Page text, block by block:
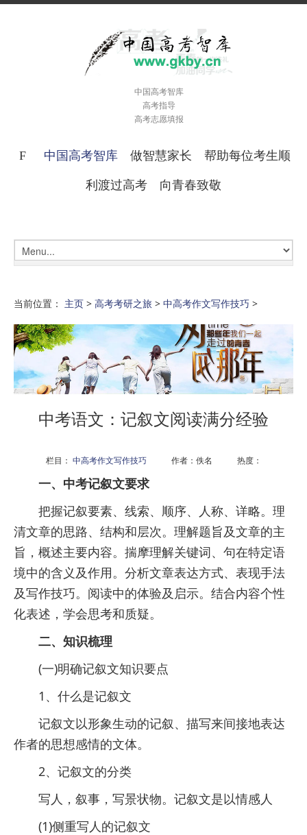
中国高考智库
高考指导
高考志愿填报
中国高考智库做智慧家长 帮助每位考生顺
利渡过高考 向青春致敬
当前位置： 主页 > 高考考研之旅 > 中高考作文写作技巧 >
中考语文：记叙文阅读满分经验
栏目： 中高考作文写作技巧作者：佚名 热度：
一、中考记叙文要求
把握记叙要素、线索、顺序、人称、详略。理
清文章的思路、结构和层次。理解题旨及文章的主
旨，概述主要内容。揣摩理解关键词、句在特定语
境中的含义及作用。分析文章表达方式、表现手法
及写作技巧。阅读中的体验及启示。结合内容个性
化表述，学会思考和质疑。
二、知识梳理
(一)明确记叙文知识要点
1、什么是记叙文
记叙文以形象生动的记叙、描写来间接地表达
作者的思想感情的文体。
2、记叙文的分类
写人，叙事，写景状物。记叙文是以情感人
(1)侧重写人的记叙文